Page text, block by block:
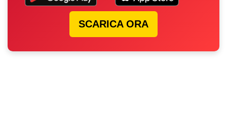
SCARICA ORA